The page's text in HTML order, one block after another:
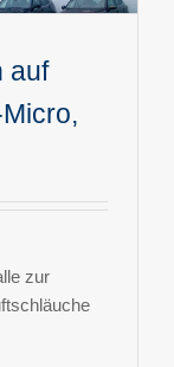
auf
zur